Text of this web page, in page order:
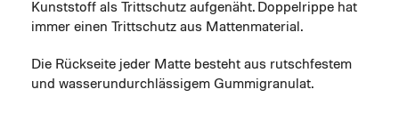
Kunststoff als Trittschutz aufgenäht. Doppelrippe hat
immer einen Trittschutz aus Mattenmaterial.
Die Rückseite jeder Matte besteht aus rutschfestem
und wasserundurchlässigem Gummigranulat.